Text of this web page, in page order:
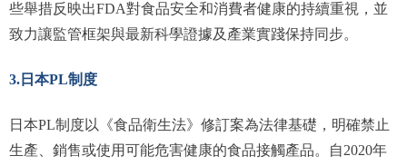
些舉措反映出FDA對食品安全和消費者健康的持續重視，並
致力讓監管框架與最新科學證據及產業實踐保持同步。
3.日本PL制度
日本PL制度以《食品衛生法》修訂案為法律基礎，明確禁止
生產、銷售或使用可能危害健康的食品接觸產品。自2020年